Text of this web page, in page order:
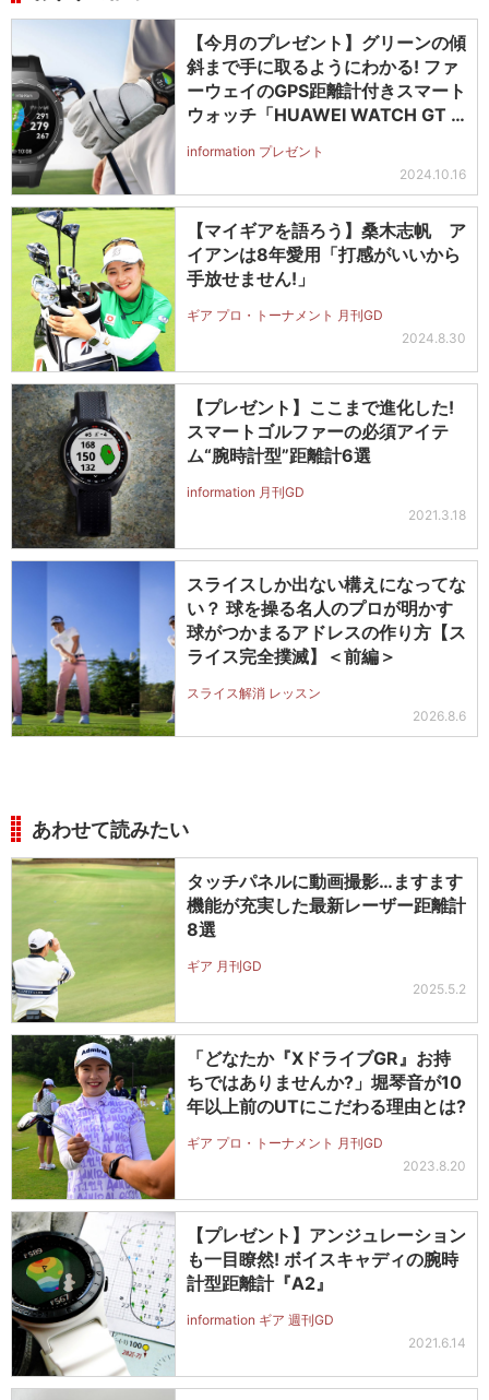
【今月のプレゼント】グリーンの傾
斜まで手に取るようにわかる! ファ
ーウェイのGPS距離計付きスマート
ウォッチ「HUAWEI WATCH GT 5
information プレゼント
2024.10.16
【マイギアを語ろう】桑木志帆 ア
イアンは8年愛用「打感がいいから
手放せません!」
ギア プロ・トーナメント 月刊GD
2024.8.30
【プレゼント】ここまで進化した!
スマートゴルファーの必須アイテ
ム“腕時計型”距離計6選
information 月刊GD
2021.3.18
スライスしか出ない構えになってな
い？ 球を操る名人のプロが明かす
球がつかまるアドレスの作り方【ス
ライス完全撲滅】＜前編＞
スライス解消 レッスン
2026.8.6
あわせて読みたい
タッチパネルに動画撮影…ますます
機能が充実した最新レーザー距離計
8選
ギア 月刊GD
2025.5.2
「どなたか『XドライブGR』お持
ちではありませんか?」堀琴音が10
年以上前のUTにこだわる理由とは?
ギア プロ・トーナメント 月刊GD
2023.8.20
【プレゼント】アンジュレーション
も一目瞭然! ボイスキャディの腕時
計型距離計『A2』
information ギア 週刊GD
2021.6.14